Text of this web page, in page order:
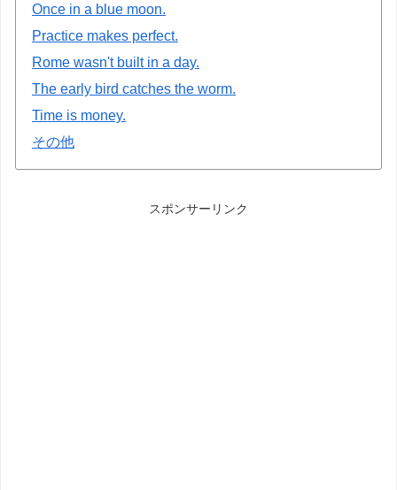
Once in a blue moon.
Practice makes perfect.
Rome wasn't built in a day.
The early bird catches the worm.
Time is money.
その他
スポンサーリンク